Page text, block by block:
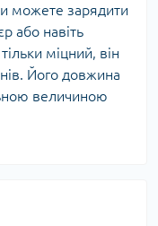
можете зарядити
або навіть
міцний, він
Його довжина
величиною